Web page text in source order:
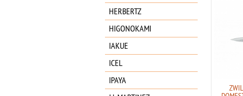
HERBERTZ
HIGONOKAMI
IAKUE
ICEL
IPAYA
ZT (ZERO TOLERANCE) KVT